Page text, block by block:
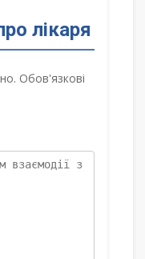
лікаря
Обов'язкові